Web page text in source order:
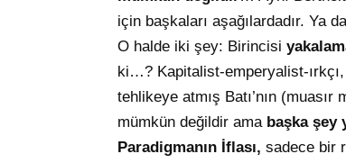
için başkaları aşağılardadır. Ya
O halde iki şey: Birincisi
ki…? Kapitalist-emperyalist-ırkçı,
tehlikeye atmış Batı’nın
mümkün değildir ama başka şey
Paradigmanın İflası, sadece bir